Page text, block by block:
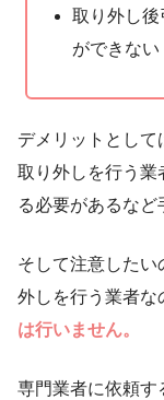
取り外し
ができない
デメリットとして
取り外しを行う業
る必要があるなど
そして注意したい
外しを行う業者な
は行いません。
専門業者に依頼す